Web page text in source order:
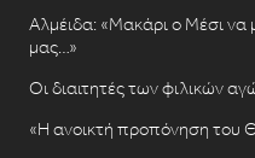
Αλμέιδα: «Μακάρι ο Μέσι να
μας…»
Οι διαιτητές των φιλικών
«Η ανοικτή προπόνηση του